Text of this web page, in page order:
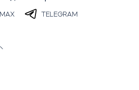
MAX TELEGRAM